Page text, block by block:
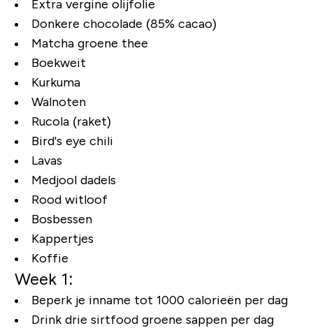
Extra vergine olijfolie
Donkere chocolade (85% cacao)
Matcha groene thee
Boekweit
Kurkuma
Walnoten
Rucola (raket)
Bird's eye chili
Lavas
Medjool dadels
Rood witloof
Bosbessen
Kappertjes
Koffie
Week 1:
Beperk je inname tot 1000 calorieën per dag
Drink drie sirtfood groene sappen per dag